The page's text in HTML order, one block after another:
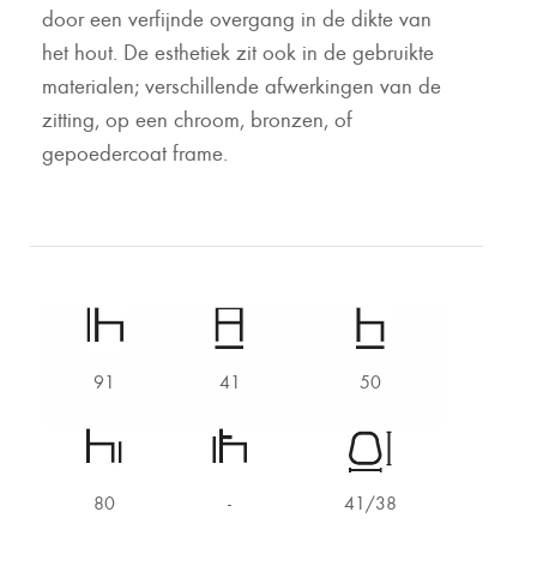
door een verfijnde overgang in de dikte van
het hout. De esthetiek zit ook in de gebruikte
materialen; verschillende afwerkingen van de
zitting, op een chroom, bronzen, of
gepoedercoat frame.
91 41 50
80 - 41/38